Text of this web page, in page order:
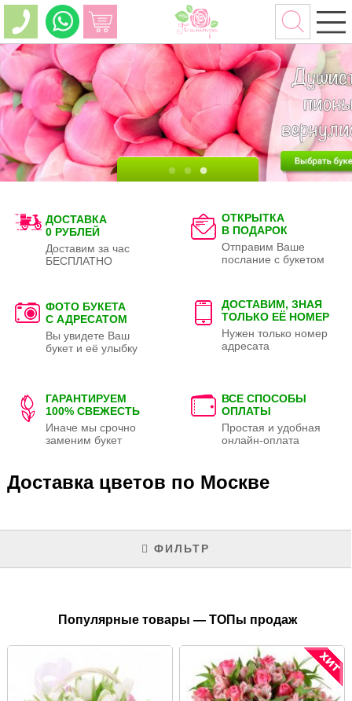
ДОСТАВКА
0 РУБЛЕЙ
Доставим за час
БЕСПЛАТНО
ОТКРЫТКА
В ПОДАРОК
Отправим Ваше
послание с букетом
ФОТО БУКЕТА
С АДРЕСАТОМ
Вы увидете Ваш
букет и её улыбку
ДОСТАВИМ, ЗНАЯ
ТОЛЬКО ЕЁ НОМЕР
Нужен только номер
адресата
ГАРАНТИРУЕМ
100% СВЕЖЕСТЬ
Иначе мы срочно
заменим букет
ВСЕ СПОСОБЫ
ОПЛАТЫ
Простая и удобная
онлайн-оплата
Доставка цветов по Москве
ФИЛЬТР
Популярные товары — ТОПы продаж